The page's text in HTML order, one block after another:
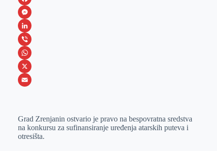
F
a
c
e
b
o
M
e
s
s
e
e
r
L
i
n
k
I
n
V
i
b
W
h
s
A
X
a
i
Grad Zrenjanin ostvario je pravo na bespovratna sredstva
na konkursu za sufinansiranje uređenja atarskih puteva i
otresišta.